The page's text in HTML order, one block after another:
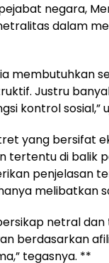
negara,
dalam
membutuhkan
Justru
kontrol sosial,”
yang bersifat
tertentu di balik
penjelasan
melibatkan
netral
berdasarkan
tegasnya. **